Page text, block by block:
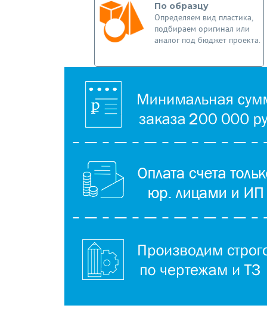
По образцу
Определяем вид пластика,
подбираем оригинал или
аналог под бюджет проекта.